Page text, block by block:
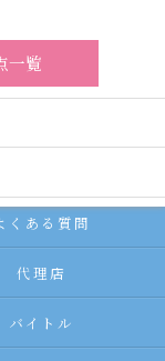
一覧
くある質問
代理店
バイトル